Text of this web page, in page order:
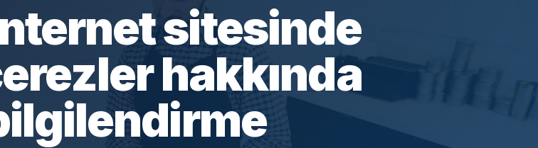
sitesinde
hakkında